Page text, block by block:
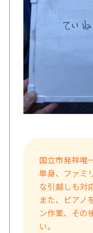
国立市発祥唯
単身、ファミ
な引越しも対
また、ピアノ
ン作業、その
い。